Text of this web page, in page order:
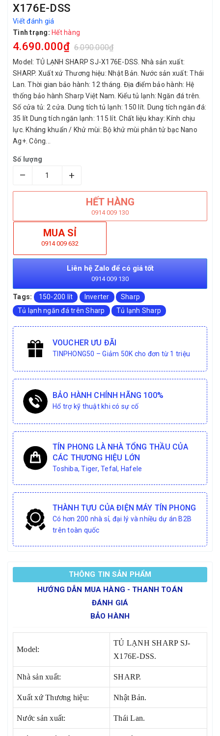
X176E-DSS
Viết đánh giá
Tình trạng: Hết hàng
4.690.000₫ 6.090.000₫
Model: TỦ LẠNH SHARP SJ-X176E-DSS. Nhà sản xuất:
SHARP. Xuất xứ Thương hiệu: Nhật Bản. Nước sản xuất: Thái
Lan. Thời gian bảo hành: 12 tháng. Địa điểm bảo hành: Hệ
thống bảo hành Sharp Việt Nam. Kiểu tủ lạnh: Ngăn đá trên.
Số cửa tủ: 2 cửa. Dung tích tủ lạnh: 150 lít. Dung tích ngăn đá:
35 lít Dung tích ngăn lạnh: 115 lít. Chất liệu khay: Kính chịu
lực. Kháng khuẩn / Khử mùi: Bộ khử mùi phân tử bạc Nano
Ag+. Công...
Số lượng
– +
HẾT HÀNG
0914 009 130
MUA SỈ
0914 009 632
Liên hệ Zalo để có giá tốt
0914 009 130
Tags: 150-200 lít Inverter
Sharp
Tủ lạnh ngăn đá trên Sharp
Tủ lạnh Sharp
VOUCHER ƯU ĐÃI
TINPHONG50 – Giảm 50K cho đơn từ 1 triệu
BẢO HÀNH CHÍNH HÃNG 100%
Hổ trợ kỹ thuật khi có sự cố
TÍN PHONG LÀ NHÀ TỔNG THẦU CỦA
CÁC THƯƠNG HIỆU LỚN
Toshiba, Tiger, Tefal, Hafele
THÀNH TỰU CỦA ĐIỆN MÁY TÍN PHONG
Có hơn 200 nhà sỉ, đại lý và nhiều dự án B2B
trên toàn quốc
THÔNG TIN SẢN PHẨM
HƯỚNG DẪN MUA HÀNG - THANH TOÁN
ĐÁNH GIÁ
BẢO HÀNH
Model:
TỦ LẠNH SHARP SJ-
X176E-DSS.
Nhà sản xuất: SHARP.
Xuất xứ Thương hiệu: Nhật Bản.
Nước sản xuất: Thái Lan.